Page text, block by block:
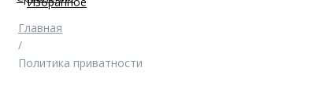
Главная
/
Политика приватности